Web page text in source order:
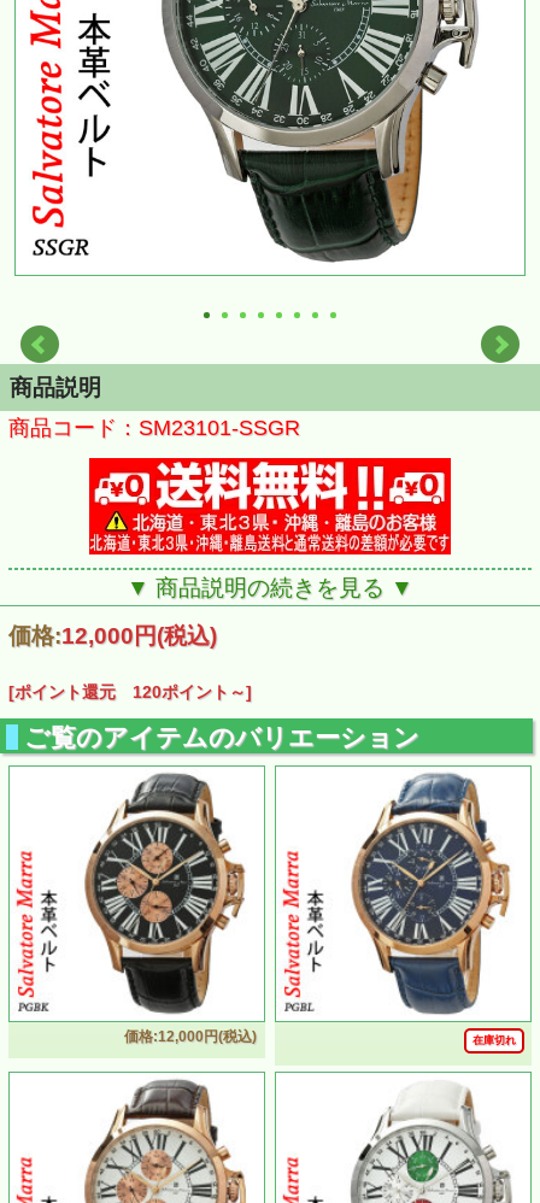
商品説明
商品コード：SM23101-SSGR
▼ 商品説明の続きを見る ▼
価格:12,000円(税込)
[ポイント還元 120ポイント～]
ご覧のアイテムのバリエーション
価格:12,000円(税込) 在庫切れ